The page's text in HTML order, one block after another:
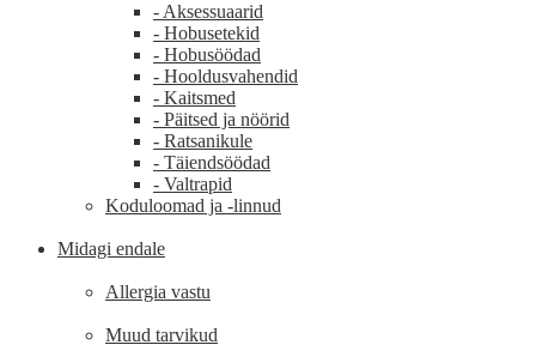
- Aksessuaarid
- Hobusetekid
- Hobusöödad
- Hooldusvahendid
- Kaitsmed
- Päitsed ja nöörid
- Ratsanikule
- Täiendsöödad
- Valtrapid
Koduloomad ja -linnud
Midagi endale
Allergia vastu
Muud tarvikud